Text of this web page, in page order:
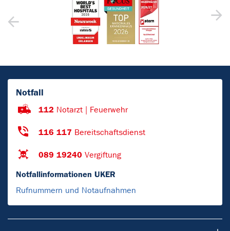
Notfall
112 Notarzt | Feuerwehr
116 117 Bereitschaftsdienst
089 19240 Vergiftung
Notfallinformationen UKER
Rufnummern und Notaufnahmen